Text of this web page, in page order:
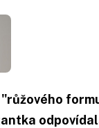
"růžového